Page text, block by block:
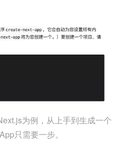
为例，从上手到生成一个
只需要一步。